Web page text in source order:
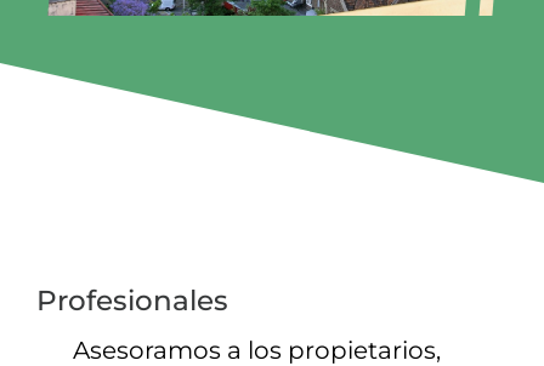
Profesionales
Asesoramos a los propietarios,